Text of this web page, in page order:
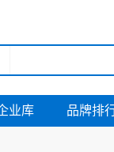
业库 品牌排